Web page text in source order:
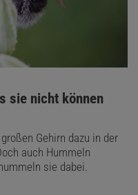
sie nicht können
Gehirn dazu in der
auch Hummeln
sie dabei.